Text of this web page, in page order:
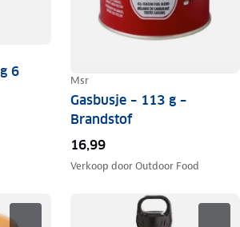
6
Msr
Gasbusje – 113 g –
Brandstof
16,99
Verkoop doorOutdoor Food